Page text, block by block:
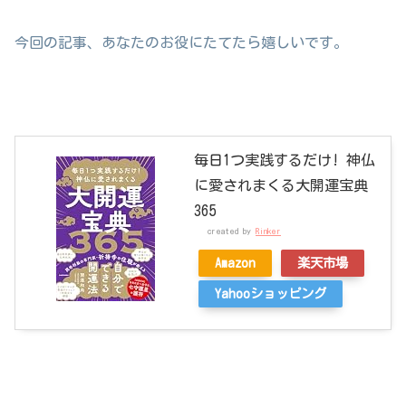
今回の記事、あなたのお役にたてたら嬉しいです。
毎日1つ実践するだけ! 神仏
に愛されまくる大開運宝典
365
created by Rinker
Amazon 楽天市場
Yahooショッピング